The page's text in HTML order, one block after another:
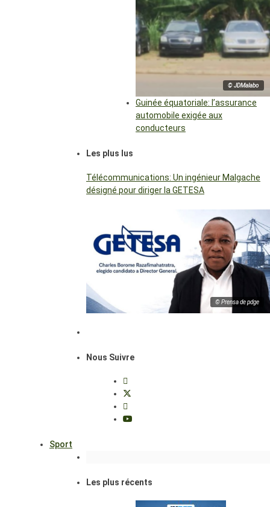
© JDMalabo
Guinée équatoriale: l’assurance
automobile exigée aux
conducteurs
Les plus lus
Télécommunications: Un ingénieur Malgache
désigné pour diriger la GETESA
© Prensa de pdge
Nous Suivre
Sport
Les plus récents